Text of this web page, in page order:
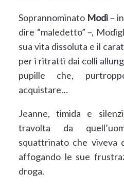
Soprannominato Modì –
dire “maledetto” –,
sua vita dissoluta e il
per i ritratti dai colli
pupille che,
acquistare…
Jeanne, timida e
travolta da
squattrinato che viveva
affogando le sue
droga.